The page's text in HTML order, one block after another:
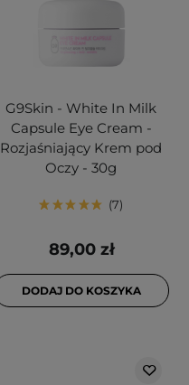
G9Skin - White In Milk
Capsule Eye Cream -
Rozjaśniający Krem pod
Oczy - 30g
7
89,00 zł
DODAJ DO KOSZYKA